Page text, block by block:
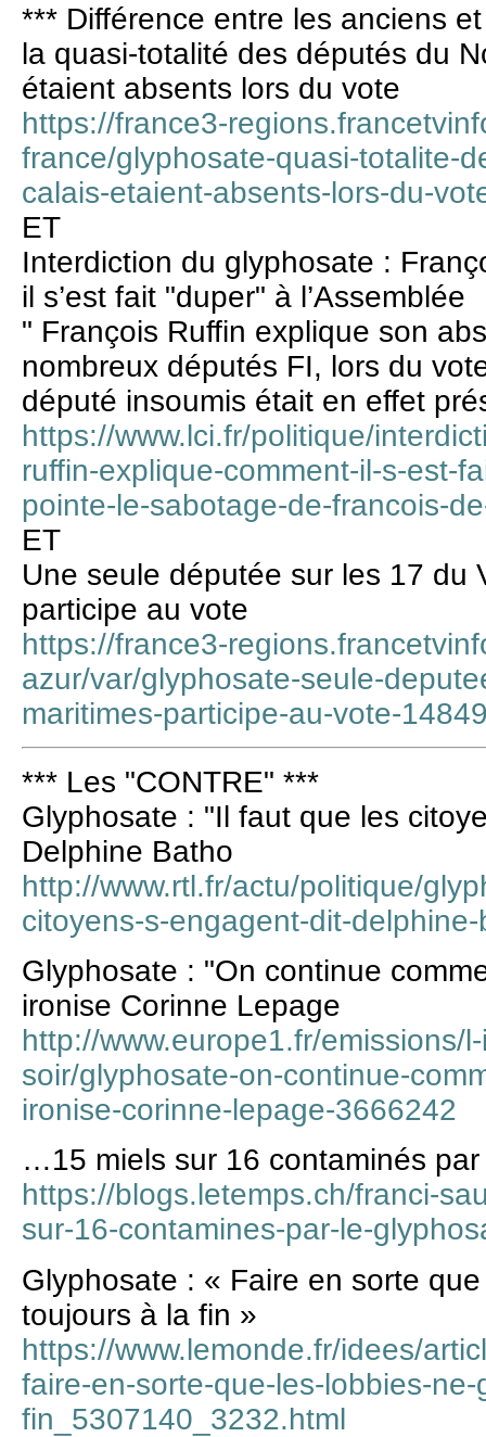
*** Différence entre les anciens
la quasi-totalité des députés du
étaient absents lors du vote
https://france3-
france/glyphosate-quasi-totalite-
calais-etaient-absents-lors-du-
ET
Interdiction du glyphosate :
il s’est fait "duper" à l’Assemblée
" François Ruffin explique son
nombreux députés FI, lors du
député insoumis était en effet
https://www.lci.fr/politique/
ruffin-explique-comment-il-s-est-
pointe-le-sabotage-de-francois-
ET
Une seule députée sur les 17 du
participe au vote
https://france3-
azur/var/glyphosate-seule-
maritimes-participe-au-vote-
*** Les "CONTRE" ***
Glyphosate : "Il faut que les
Delphine Batho
http://www.rtl.fr/actu/politique/
citoyens-s-engagent-dit-
Glyphosate : "On continue
ironise Corinne Lepage
http://www.europe1.fr/emissions/
soir/glyphosate-on-continue-
ironise-corinne-lepage-3666242
…15 miels sur 16 contaminés
https://blogs.letemps.ch/franci-
sur-16-contamines-par-le-
Glyphosate : « Faire en sorte
toujours à la fin »
https://www.lemonde.fr/idees/
faire-en-sorte-que-les-lobbies-
fin_5307140_3232.html